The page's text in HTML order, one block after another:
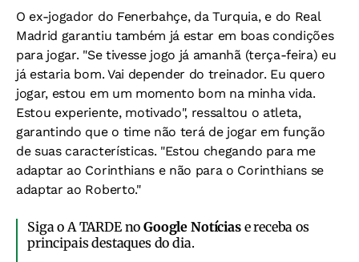
O ex-jogador do Fenerbahçe, da Turquia, e do Real
Madrid garantiu também já estar em boas condições
para jogar. "Se tivesse jogo já amanhã (terça-feira) eu
já estaria bom. Vai depender do treinador. Eu quero
jogar, estou em um momento bom na minha vida.
Estou experiente, motivado", ressaltou o atleta,
garantindo que o time não terá de jogar em função
de suas características. "Estou chegando para me
adaptar ao Corinthians e não para o Corinthians se
adaptar ao Roberto."
Siga o A TARDE noGoogle Notíciase receba os
principais destaques do dia.